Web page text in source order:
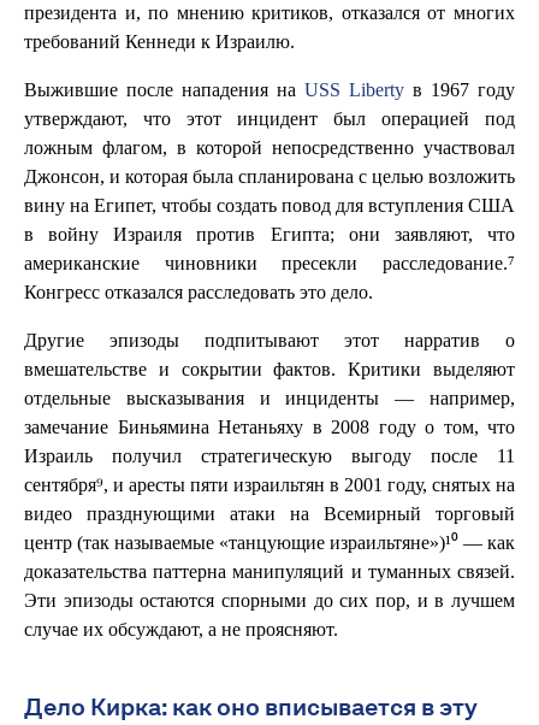
президента и, по мнению критиков, отказался от многих
требований Кеннеди к Израилю.
Выжившие после нападения на USS Liberty в 1967 году
утверждают, что этот инцидент был операцией под
ложным флагом, в которой непосредственно участвовал
Джонсон, и которая была спланирована с целью возложить
вину на Египет, чтобы создать повод для вступления США
в войну Израиля против Египта; они заявляют, что
американские чиновники пресекли расследование.⁷
Конгресс отказался расследовать это дело.
Другие эпизоды подпитывают этот нарратив о
вмешательстве и сокрытии фактов. Критики выделяют
отдельные высказывания и инциденты — например,
замечание Биньямина Нетаньяху в 2008 году о том, что
Израиль получил стратегическую выгоду после 11
сентября⁹, и аресты пяти израильтян в 2001 году, снятых на
видео празднующими атаки на Всемирный торговый
центр (так называемые «танцующие израильтяне»)¹⁰ — как
доказательства паттерна манипуляций и туманных связей.
Эти эпизоды остаются спорными до сих пор, и в лучшем
случае их обсуждают, а не проясняют.
Дело Кирка: как оно вписывается в эту